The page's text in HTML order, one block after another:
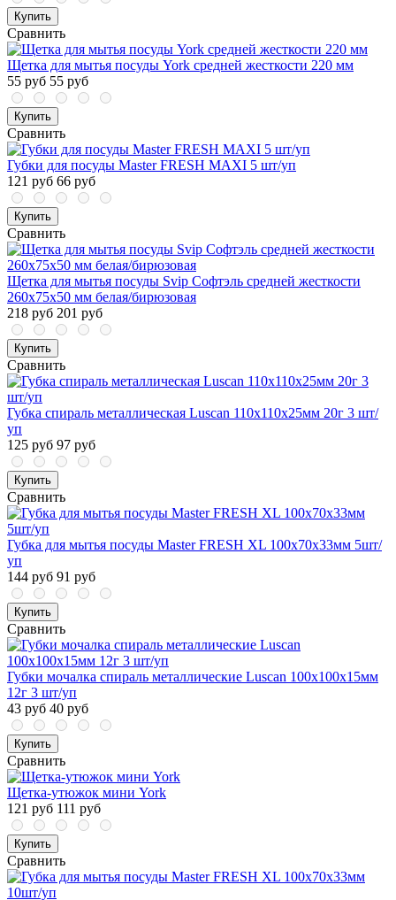
Купить
Сравнить
Щетка для мытья посуды York средней жесткости 220 мм
55 руб 55 руб
Купить
Сравнить
Губки для посуды Master FRESH MAXI 5 шт/уп
121 руб 66 руб
Купить
Сравнить
Щетка для мытья посуды Svip Софтэль средней жесткости
260х75х50 мм белая/бирюзовая
218 руб 201 руб
Купить
Сравнить
Губка спираль металлическая Luscan 110х110х25мм 20г 3 шт/
уп
125 руб 97 руб
Купить
Сравнить
Губка для мытья посуды Master FRESH XL 100х70х33мм 5шт/
уп
144 руб 91 руб
Купить
Сравнить
Губки мочалка спираль металлические Luscan 100х100х15мм
12г 3 шт/уп
43 руб 40 руб
Купить
Сравнить
Щетка-утюжок мини York
121 руб 111 руб
Купить
Сравнить